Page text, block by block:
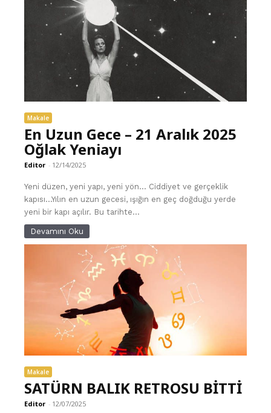
Makale
En Uzun Gece – 21 Aralık 2025
Oğlak Yeniayı
Editor - 12/14/2025
Yeni düzen, yeni yapı, yeni yön… Ciddiyet ve gerçeklik
kapısı…Yılın en uzun gecesi, ışığın en geç doğduğu yerde
yeni bir kapı açılır. Bu tarihte...
Devamını Oku
Makale
SATÜRN BALIK RETROSU BİTTİ
Editor - 12/07/2025